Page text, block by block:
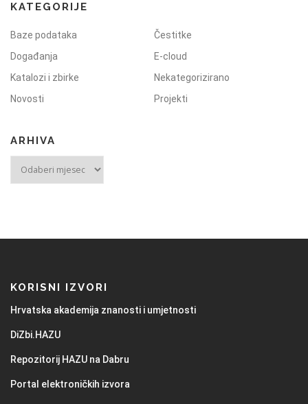
KATEGORIJE
Baze podataka
Čestitke
Događanja
E-cloud
Katalozi i zbirke
Nekategorizirano
Novosti
Projekti
ARHIVA
KORISNI IZVORI
Hrvatska akademija znanosti i umjetnosti
DiZbi.HAZU
Repozitorij HAZU na Dabru
Portal elektroničkih izvora